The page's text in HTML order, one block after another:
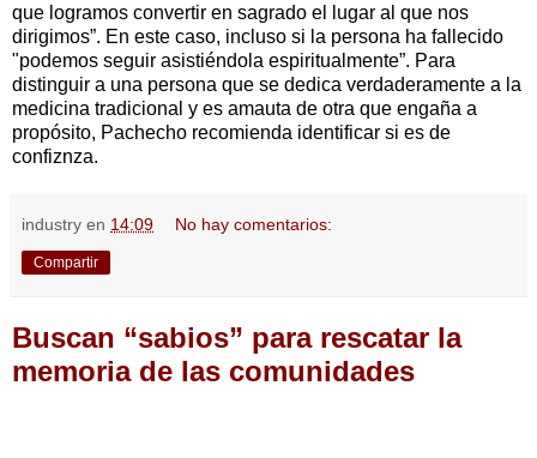
que logramos convertir en sagrado el lugar al que nos
dirigimos”. En este caso, incluso si la persona ha fallecido
"podemos seguir asistiéndola espiritualmente”. Para
distinguir a una persona que se dedica verdaderamente a la
medicina tradicional y es amauta de otra que engaña a
propósito, Pachecho recomienda identificar si es de
confiznza.
industry en 14:09 No hay comentarios:
Compartir
Buscan “sabios” para rescatar la
memoria de las comunidades